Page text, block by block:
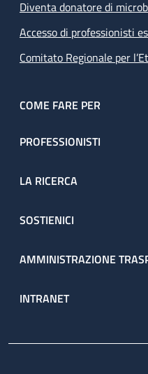
Diventa donatore di
Accesso di professionisti
Comitato Regionale per
COME FARE PER
PROFESSIONISTI
LA RICERCA
SOSTIENICI
AMMINISTRAZIONE
INTRANET